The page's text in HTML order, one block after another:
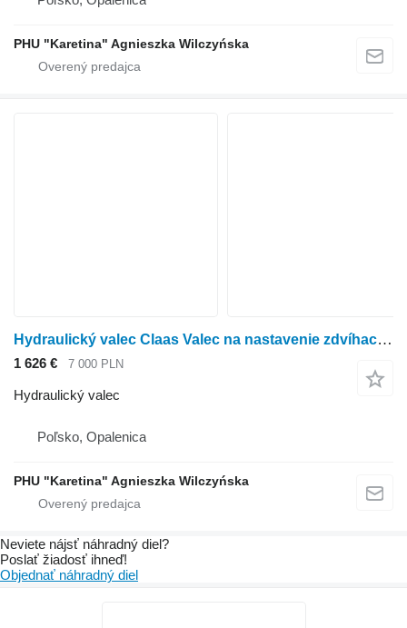
PHU "Karetina" Agnieszka Wilczyńska
Hydraulický valec Claas Valec na nastavenie zdvíhacieho valca Scorpion 7040 001300370 na poľnohospodárskeho nakladača Claas Scorpion 7040
1 626 € 7 000 PLN
Hydraulický valec
Poľsko, Opalenica
PHU "Karetina" Agnieszka Wilczyńska
Neviete nájsť náhradný diel?
Poslať žiadosť ihneď!
Objednať náhradný diel